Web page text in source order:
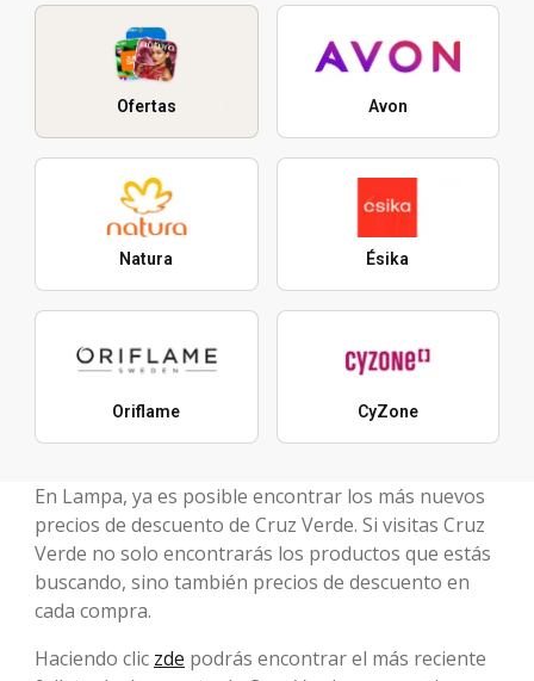
Ofertas Avon
Natura Ésika
Oriflame CyZone
En Lampa, ya es posible encontrar los más nuevos
precios de descuento de Cruz Verde. Si visitas Cruz
Verde no solo encontrarás los productos que estás
buscando, sino también precios de descuento en
cada compra.
Haciendo clic zde podrás encontrar el más reciente